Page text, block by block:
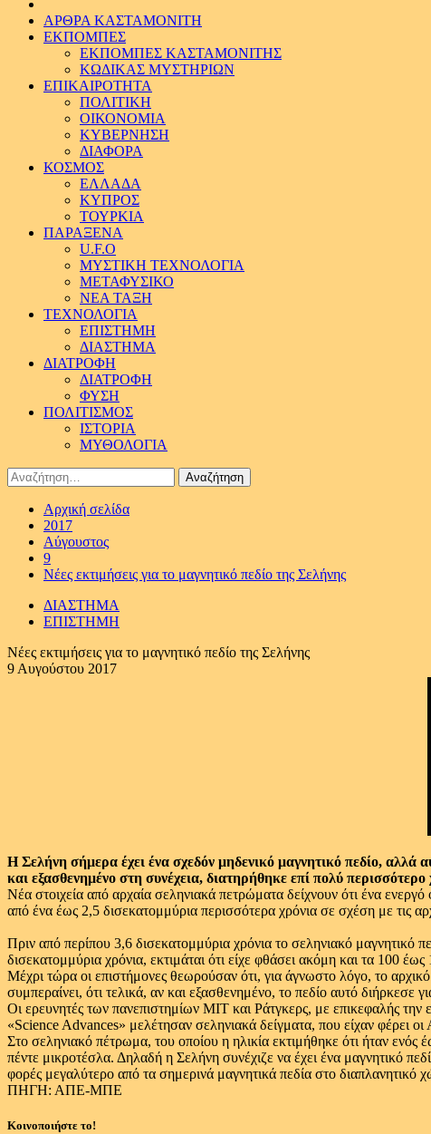
ΑΡΘΡΑ ΚΑΣΤΑΜΟΝΙΤΗ
ΕΚΠΟΜΠΕΣ
ΕΚΠΟΜΠΕΣ ΚΑΣΤΑΜΟΝΙΤΗΣ
ΚΩΔΙΚΑΣ ΜΥΣΤΗΡΙΩΝ
ΕΠΙΚΑΙΡΟΤΗΤΑ
ΠΟΛΙΤΙΚΗ
ΟΙΚΟΝΟΜΙΑ
ΚΥΒΕΡΝΗΣΗ
ΔΙΑΦΟΡΑ
ΚΟΣΜΟΣ
ΕΛΛΑΔΑ
ΚΥΠΡΟΣ
ΤΟΥΡΚΙΑ
ΠΑΡΑΞΕΝΑ
U.F.O
ΜΥΣΤΙΚΗ ΤΕΧΝΟΛΟΓΙΑ
ΜΕΤΑΦΥΣΙΚΟ
ΝΕΑ ΤΑΞΗ
ΤΕΧΝΟΛΟΓΙΑ
ΕΠΙΣΤΗΜΗ
ΔΙΑΣΤΗΜΑ
ΔΙΑΤΡΟΦΗ
ΔΙΑΤΡΟΦΗ
ΦΥΣΗ
ΠΟΛΙΤΙΣΜΟΣ
ΙΣΤΟΡΙΑ
ΜΥΘΟΛΟΓΙΑ
Αναζήτηση
για:
Αρχική σελίδα
2017
Αύγουστος
9
Νέες εκτιμήσεις για το μαγνητικό πεδίο της Σελήνης
ΔΙΑΣΤΗΜΑ
ΕΠΙΣΤΗΜΗ
Νέες εκτιμήσεις για το μαγνητικό πεδίο της Σελήνης
9 Αυγούστου 2017
Η Σελήνη σήμερα έχει ένα σχεδόν μηδενικό μαγνητικό πεδίο, αλλά
και εξασθενημένο στη συνέχεια, διατηρήθηκε επί πολύ
Νέα στοιχεία από αρχαία σεληνιακά πετρώματα δείχνουν ότι ένα
από ένα έως 2,5 δισεκατομμύρια περισσότερα χρόνια σε σχέση με τις
Πριν από περίπου 3,6 δισεκατομμύρια χρόνια το σεληνιακό μαγνητικό
δισεκατομμύρια χρόνια, εκτιμάται ότι είχε φθάσει ακόμη και τα 100
Μέχρι τώρα οι επιστήμονες θεωρούσαν ότι, για άγνωστο λόγο, το
συμπεραίνει, ότι τελικά, αν και εξασθενημένο, το πεδίο αυτό διήρκεσε
Οι ερευνητές των πανεπιστημίων ΜΙΤ και Ράτγκερς, με επικεφαλής
«Science Advances» μελέτησαν σεληνιακά δείγματα, που είχαν φέρει
Στο σεληνιακό πέτρωμα, του οποίου η ηλικία εκτιμήθηκε ότι ήταν
πέντε μικροτέσλα. Δηλαδή η Σελήνη συνέχιζε να έχει ένα μαγνητικό
φορές μεγαλύτερο από τα σημερινά μαγνητικά πεδία στο διαπλανητικό
ΠΗΓΗ: ΑΠΕ-ΜΠΕ
Κοινοποιήστε το!